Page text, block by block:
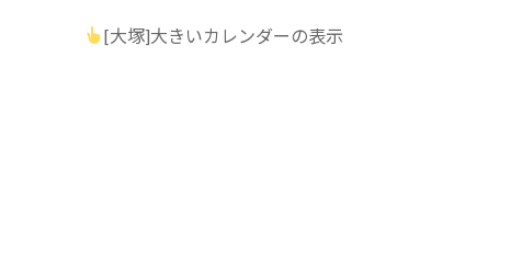
[大塚]大きいカレンダーの表示